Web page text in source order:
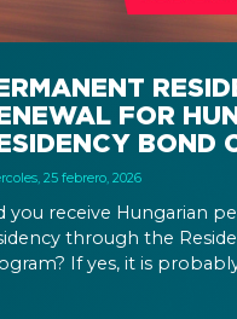
FOR
BOND
25 febrero, 2026
you receive Hungarian
through the
If yes, it is